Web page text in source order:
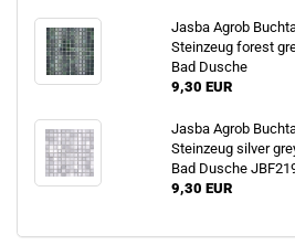
Jasba Agrob
Steinzeug forest
Bad Dusche
9,30 EUR
Jasba Agrob
Steinzeug silver
Bad Dusche
9,30 EUR